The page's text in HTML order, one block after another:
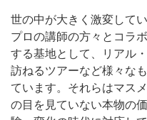
世の中が大きく激変して
プロの講師の方々とコラ
する基地として、リアル
訪ねるツアーなど様々な
ています。それらはマス
の目を見ていない本物の